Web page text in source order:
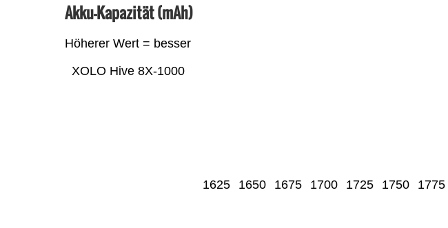
Akku-Kapazität (mAh)
Höherer Wert = besser
XOLO Hive 8X-1000
1625 1650 1675 1700 1725 1750 1775